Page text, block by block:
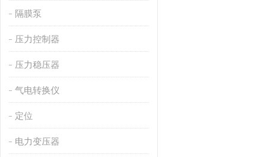
隔膜泵
压力控制器
压力稳压器
气电转换仪
定位
电力变压器